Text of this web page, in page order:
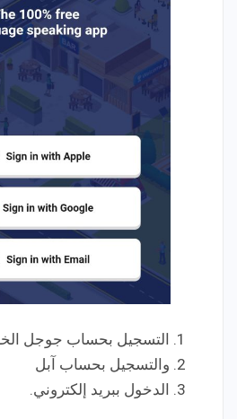
التسجيل بحساب جوجل
والتسجيل بحساب آبل
الدخول ببريد إلكتروني.